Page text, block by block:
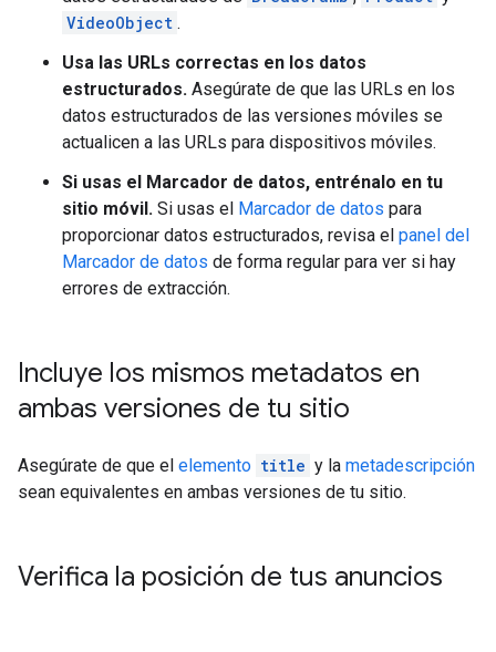
VideoObject .
Usa las URLs correctas en los datos
estructurados. Asegúrate de que las URLs en los
datos estructurados de las versiones móviles se
actualicen a las URLs para dispositivos móviles.
Si usas el Marcador de datos, entrénalo en tu
sitio móvil. Si usas el Marcador de datos para
proporcionar datos estructurados, revisa el panel del
Marcador de datos de forma regular para ver si hay
errores de extracción.
Incluye los mismos metadatos en
ambas versiones de tu sitio
Asegúrate de que el elemento title y la metadescripción
sean equivalentes en ambas versiones de tu sitio.
Verifica la posición de tus anuncios